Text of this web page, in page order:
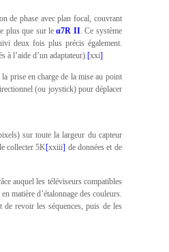
de phase avec plan focal, couvrant
plus que sur leα7R II. Ce système
deux fois plus précis également.
l’aide d’un adaptateur). [xxi]
prise en charge de la mise au point
(ou joystick) pour déplacer
sur toute la largeur du capteur
collecter 5K[xxiii] de données et de
auquel les téléviseurs compatibles
d’étalonnage des couleurs.
revoir les séquences, puis de les